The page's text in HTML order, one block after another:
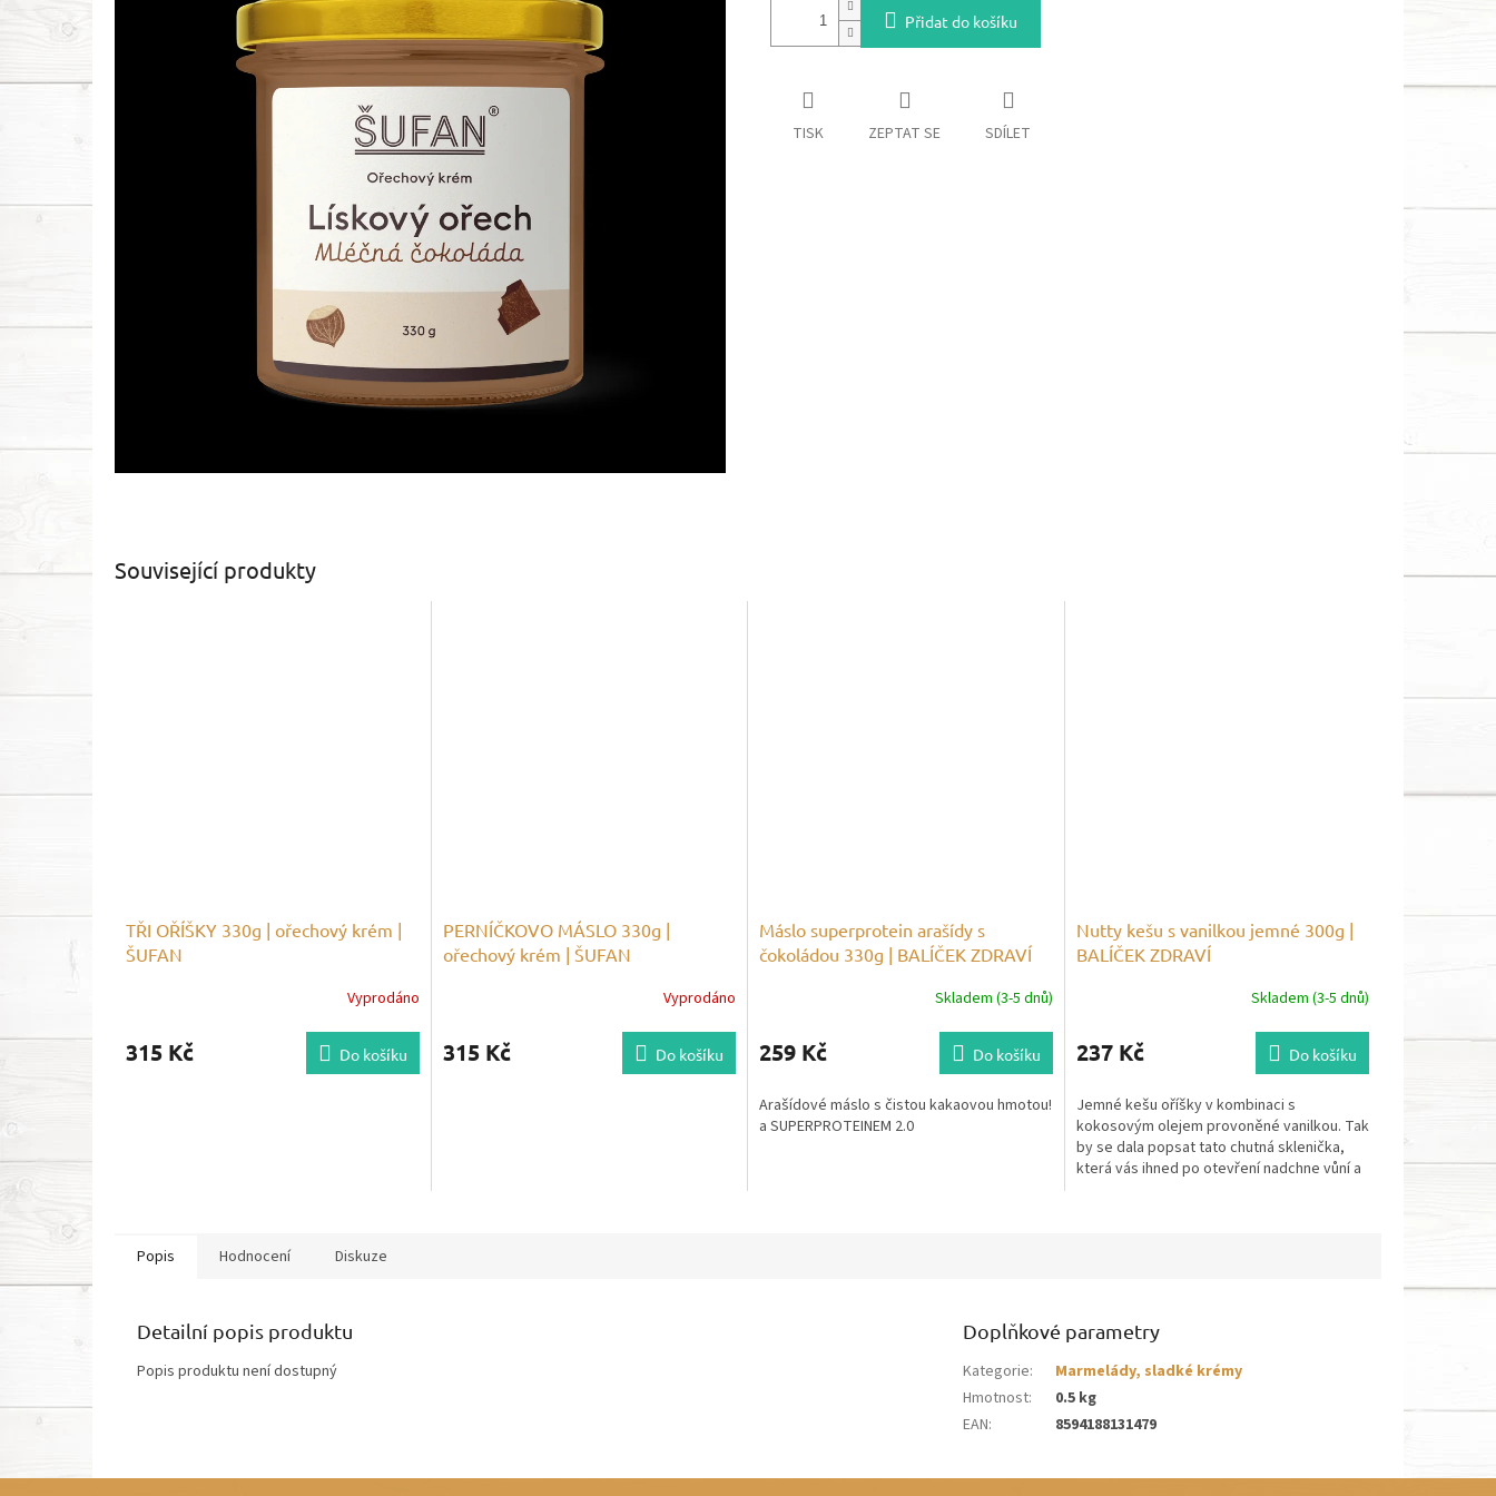
Přidat do košíku
TISK ZEPTAT SE SDÍLET
Související produkty
TŘI OŘÍŠKY 330g | ořechový krém |
ŠUFAN
Vyprodáno
315 Kč Do košíku
PERNÍČKOVO MÁSLO 330g |
ořechový krém | ŠUFAN
Vyprodáno
315 Kč Do košíku
Máslo superprotein arašídy s
čokoládou 330g | BALÍČEK ZDRAVÍ
Skladem (3-5 dnů)
259 Kč Do košíku
Arašídové máslo s čistou kakaovou hmotou!
a SUPERPROTEINEM 2.0
Nutty kešu s vanilkou jemné 300g |
BALÍČEK ZDRAVÍ
Skladem (3-5 dnů)
237 Kč Do košíku
Jemné kešu oříšky v kombinaci s
kokosovým olejem provoněné vanilkou. Tak
by se dala popsat tato chutná sklenička,
která vás ihned po otevření nadchne vůní a
Popis Hodnocení Diskuze
Detailní popis produktu
Popis produktu není dostupný
Doplňkové parametry
Kategorie:
Marmelády, sladké krémy
Hmotnost:
0.5 kg
EAN: 8594188131479